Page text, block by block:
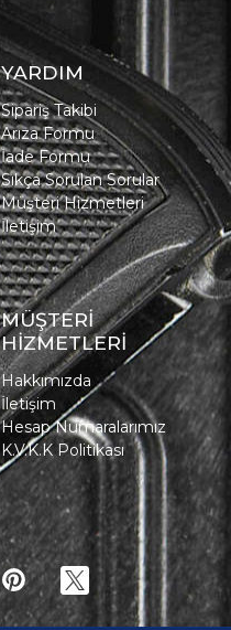
YARDIM
Sipariş Takibi
Arıza Formu
İade Formu
Sıkça Sorulan Sorular
Müşteri Hizmetleri
İletişim
MÜŞTERİ
HİZMETLERİ
Hakkımızda
İletişim
Hesap Numaralarımız
K.V.K.K Politikası